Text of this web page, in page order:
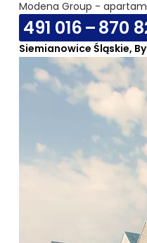
Modena Group -
491 016 – 870
Siemianowice Śląskie,